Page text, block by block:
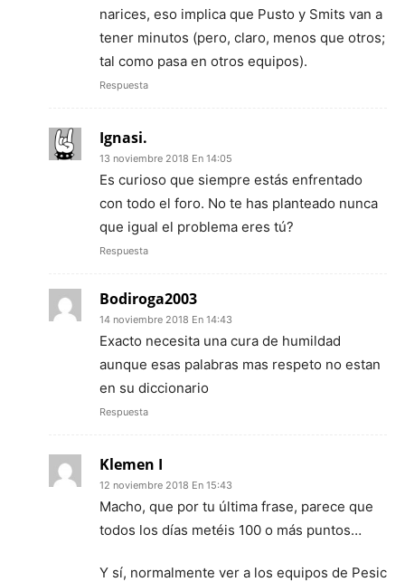
narices, eso implica que Pusto y Smits van a
tener minutos (pero, claro, menos que otros;
tal como pasa en otros equipos).
Respuesta
Ignasi.
13 noviembre 2018 En 14:05
Es curioso que siempre estás enfrentado
con todo el foro. No te has planteado nunca
que igual el problema eres tú?
Respuesta
Bodiroga2003
14 noviembre 2018 En 14:43
Exacto necesita una cura de humildad
aunque esas palabras mas respeto no estan
en su diccionario
Respuesta
Klemen I
12 noviembre 2018 En 15:43
Macho, que por tu última frase, parece que
todos los días metéis 100 o más puntos…
Y sí, normalmente ver a los equipos de Pesic